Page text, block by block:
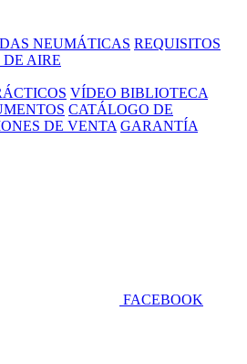
NEUMÁTICAS REQUISITOS
DE AIRE
VÍDEO BIBLIOTECA
CATÁLOGO DE
DE VENTA GARANTÍA
FACEBOOK